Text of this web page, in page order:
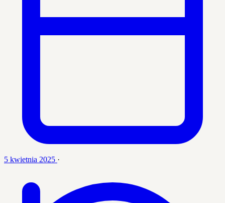
5 kwietnia 2025 ·